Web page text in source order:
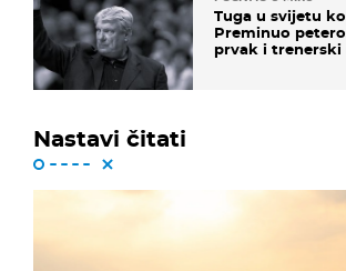
Tuga u svijetu
Preminuo
prvak i
Nastavi čitati